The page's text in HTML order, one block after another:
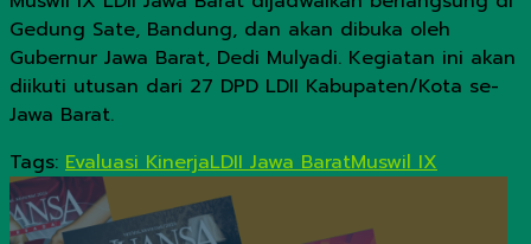
Gedung Sate, Bandung, dan akan dibuka oleh
Gubernur Jawa Barat, Dedi Mulyadi. Kegiatan ini akan
diikuti utusan dari 27 DPD LDII Kabupaten/Kota se-
Jawa Barat.
Tags: Evaluasi KinerjaLDII Jawa BaratMuswil IX